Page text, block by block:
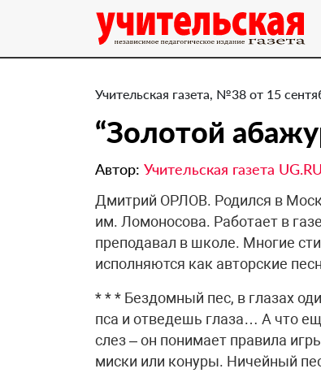
Учительская газета, №38 от 15
“Золотой
Автор: Учительская газета UG.RU
Дмитрий ОРЛОВ. Родился в
им. Ломоносова. Работает в
преподавал в школе. Многие
исполняются как авторские
* * * Бездомный пес, в глазах
пса и отведешь глаза… А что
слез – он понимает правила
миски или конуры. Ничейный